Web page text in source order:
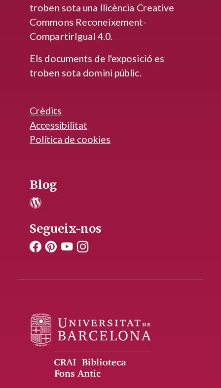
troben sota una llicència Creative
Commons Reconeixement-
CompartirIgual 4.0.
Els documents de l'exposició es
troben sota domini públic.
Crèdits
Accessibilitat
Política de cookies
Blog
Segueix-nos